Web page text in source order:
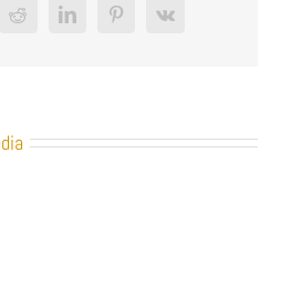
RedditLinkedInPinterest
Vk